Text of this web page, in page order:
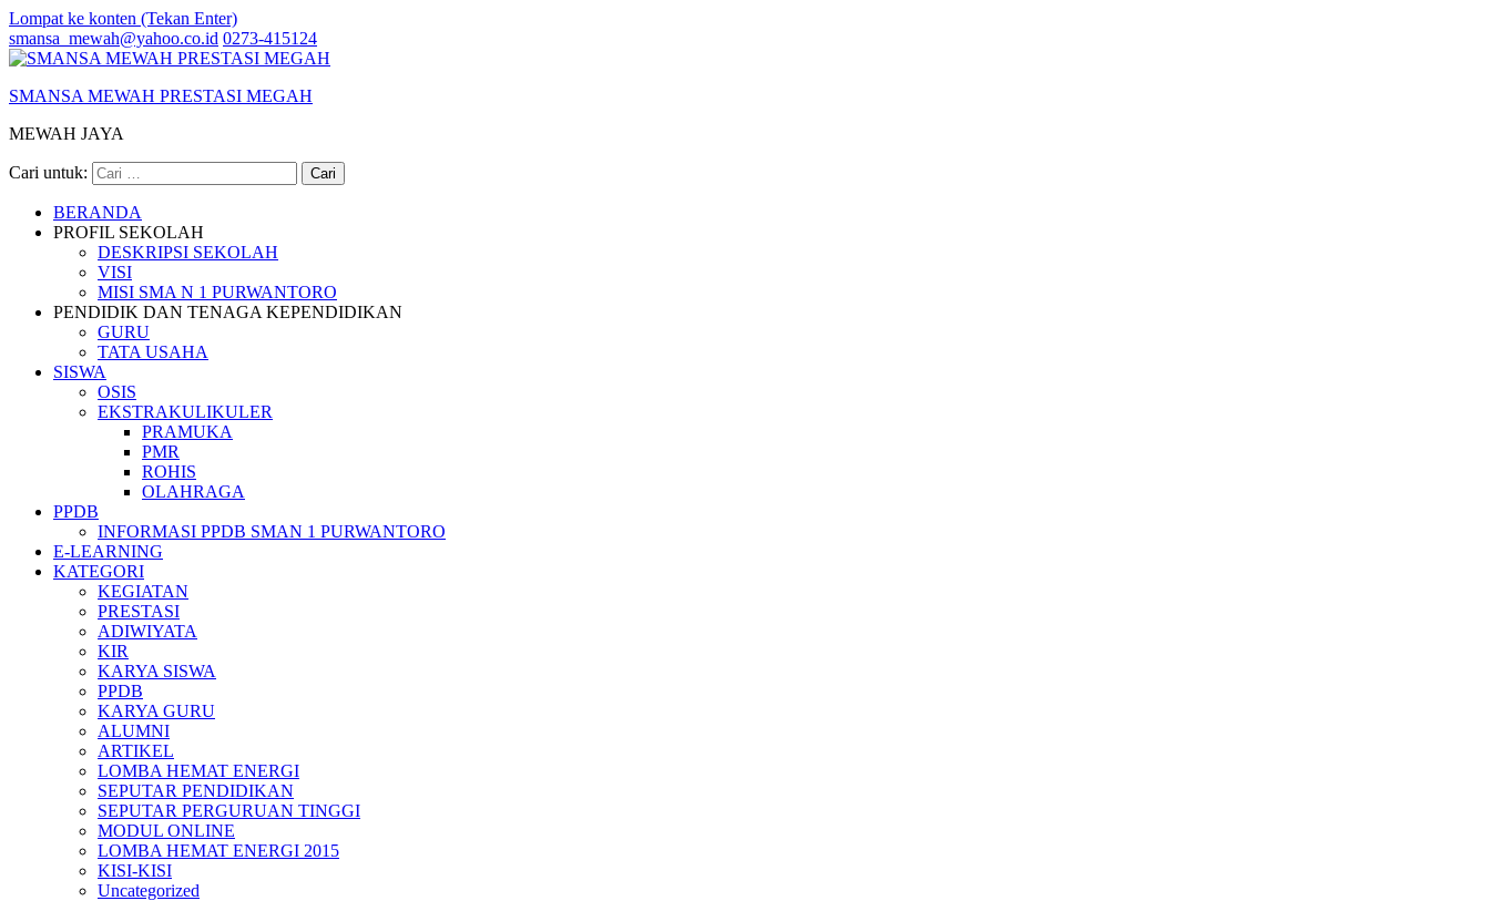
Lompat ke konten (Tekan Enter)
smansa_mewah@yahoo.co.id 0273-415124
SMANSA MEWAH PRESTASI MEGAH
MEWAH JAYA
Cari untuk:
BERANDA
PROFIL SEKOLAH
DESKRIPSI SEKOLAH
VISI
MISI SMA N 1 PURWANTORO
PENDIDIK DAN TENAGA KEPENDIDIKAN
GURU
TATA USAHA
SISWA
OSIS
EKSTRAKULIKULER
PRAMUKA
PMR
ROHIS
OLAHRAGA
PPDB
INFORMASI PPDB SMAN 1 PURWANTORO
E-LEARNING
KATEGORI
KEGIATAN
PRESTASI
ADIWIYATA
KIR
KARYA SISWA
PPDB
KARYA GURU
ALUMNI
ARTIKEL
LOMBA HEMAT ENERGI
SEPUTAR PENDIDIKAN
SEPUTAR PERGURUAN TINGGI
MODUL ONLINE
LOMBA HEMAT ENERGI 2015
KISI-KISI
Uncategorized